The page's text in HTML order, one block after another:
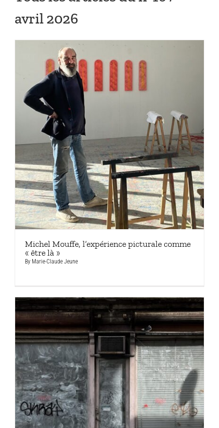
avril 2026
Michel Mouffe, l’expérience picturale comme
« être là »
By Marie-Claude Jeune